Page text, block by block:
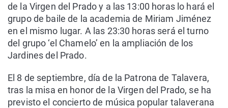
de la Virgen del Prado y a las 13:00 horas lo hará el
grupo de baile de la academia de Miriam Jiménez
en el mismo lugar. A las 23:30 horas será el turno
del grupo ‘el Chamelo’ en la ampliación de los
Jardines del Prado.
El 8 de septiembre, día de la Patrona de Talavera,
tras la misa en honor de la Virgen del Prado, se ha
previsto el concierto de música popular talaverana